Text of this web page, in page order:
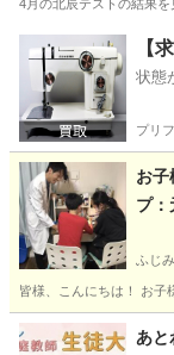
4月の北辰テストの結果
埼玉 狭山市 南
【
状態
プリ
お子
プ：
ふじ
皆様、こんにちは！ お子
埼玉 富士見市 あと